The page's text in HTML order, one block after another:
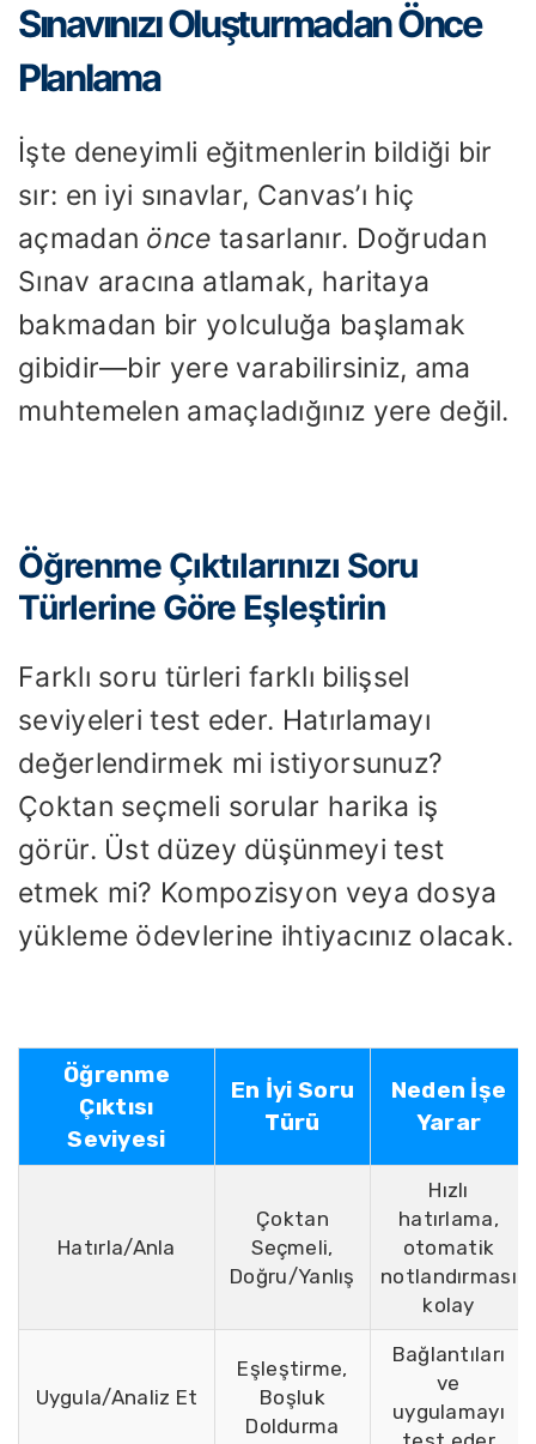
Sınavınızı Oluşturmadan Önce
Planlama
İşte deneyimli eğitmenlerin bildiği bir
sır: en iyi sınavlar, Canvas’ı hiç
açmadan önce tasarlanır. Doğrudan
Sınav aracına atlamak, haritaya
bakmadan bir yolculuğa başlamak
gibidir—bir yere varabilirsiniz, ama
muhtemelen amaçladığınız yere değil.
Öğrenme Çıktılarınızı Soru
Türlerine Göre Eşleştirin
Farklı soru türleri farklı bilişsel
seviyeleri test eder. Hatırlamayı
değerlendirmek mi istiyorsunuz?
Çoktan seçmeli sorular harika iş
görür. Üst düzey düşünmeyi test
etmek mi? Kompozisyon veya dosya
yükleme ödevlerine ihtiyacınız olacak.
Öğrenme
Çıktısı
Seviyesi
En İyi Soru
Türü
Neden İşe
Yarar
Hatırla/Anla
Çoktan
Seçmeli,
Doğru/Yanlış
Hızlı
hatırlama,
otomatik
notlandırması
kolay
Uygula/Analiz Et
Eşleştirme,
Boşluk
Doldurma
Bağlantıları
ve
uygulamayı